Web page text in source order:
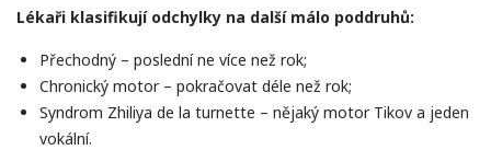
Lékaři klasifikují odchylky na další málo poddruhů:
Přechodný – poslední ne více než rok;
Chronický motor – pokračovat déle než rok;
Syndrom Zhiliya de la turnette – nějaký motor Tikov a jeden
vokální.